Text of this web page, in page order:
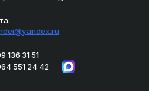
136 31 51
551 24 42